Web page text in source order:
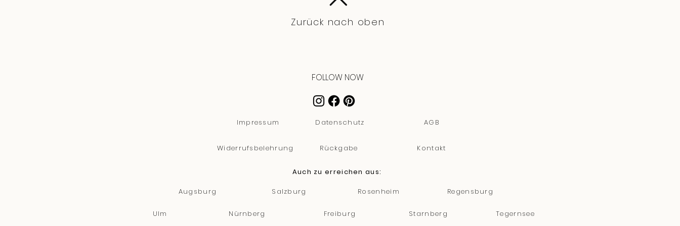
Zurück nach oben
FOLLOW NOW
AGB
Datenschutz
Impressum
Widerrufsbelehrung Rückgabe Kontakt
Auch zu erreichen aus:
Augsburg Salzburg Rosenheim Regensburg
Ulm Nürnberg Freiburg Starnberg Tegernsee